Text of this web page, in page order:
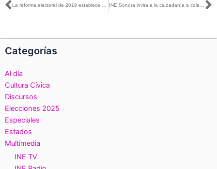
Ant
Categorías
Al día
Cultura Cívica
Discursos
Elecciones 2025
Especiales
Estados
Multimedia
INE TV